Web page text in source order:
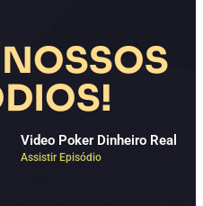
Video Poker Dinheiro Real
Assistir Episódio